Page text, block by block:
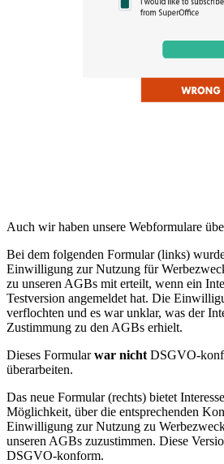
Auch wir haben unsere Webformulare
Bei dem folgenden Formular (links)
Einwilligung zur Nutzung für
zu unseren AGBs mit erteilt, wenn ein
Testversion angemeldet hat. Die
verflochten und es war unklar, was der
Zustimmung zu den AGBs erhielt.
Dieses Formularwar nicht DSGVO-
überarbeiten.
Das neue Formular (rechts) bietet
Möglichkeit, über die entsprechenden
Einwilligung zur Nutzung zu
unseren AGBs zuzustimmen. Diese
DSGVO-konform.